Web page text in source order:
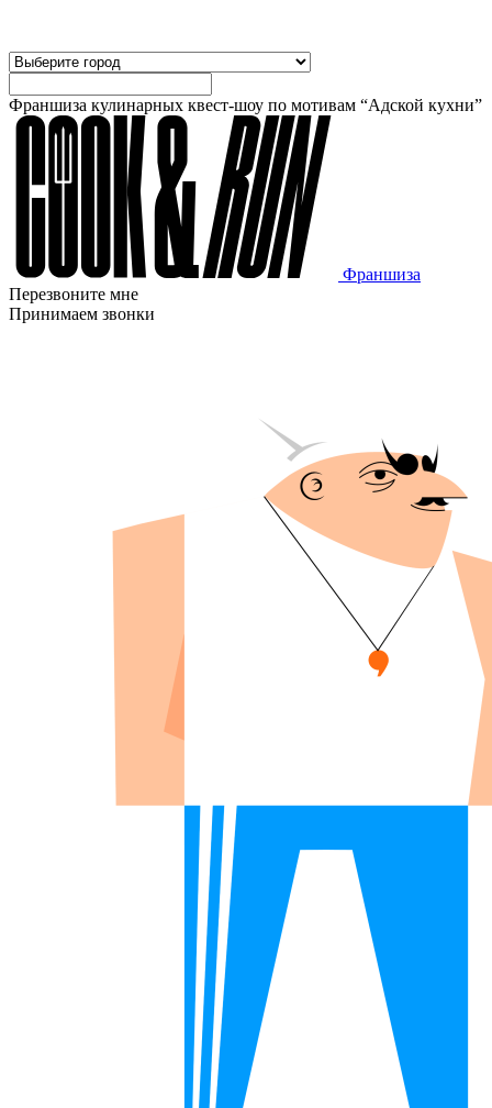
Франшиза кулинарных квест-шоу по мотивам “Адской кухни”
Франшиза
Перезвоните мне
Принимаем звонки